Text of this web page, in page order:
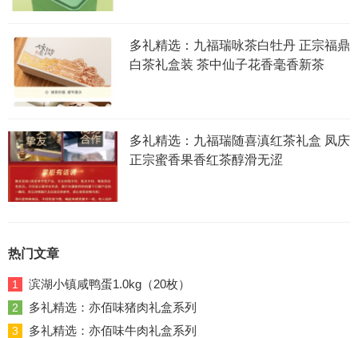
多礼精选：九福瑞咏茶白牡丹 正宗福鼎
白茶礼盒装 茶中仙子花香毫香新茶
多礼精选：九福瑞随喜滇红茶礼盒 凤庆
正宗蜜香果香红茶醇滑无涩
热门文章
1 滨湖小镇咸鸭蛋1.0kg（20枚）
2 多礼精选：亦佰味猪肉礼盒系列
3 多礼精选：亦佰味牛肉礼盒系列